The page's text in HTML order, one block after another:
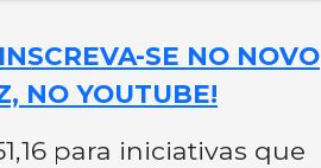
SE NO NOVO
NO YOUTUBE!
para iniciativas que